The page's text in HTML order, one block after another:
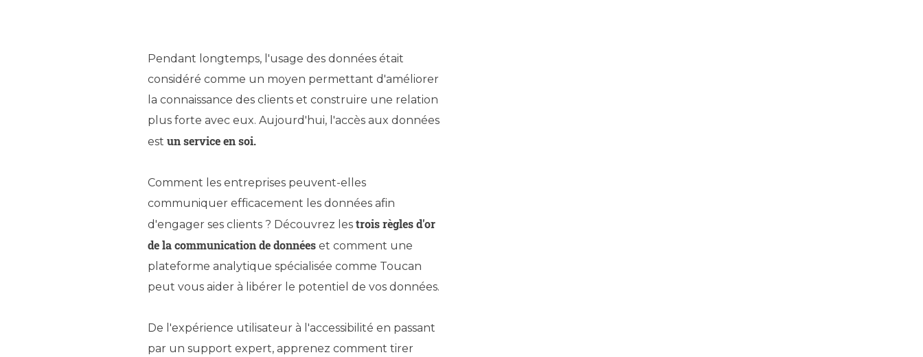
Pendant longtemps, l'usage des données était
considéré comme un moyen permettant d'améliorer
la connaissance des clients et construire une relation
plus forte avec eux. Aujourd'hui, l'accès aux données
est un service en soi.
Comment les entreprises peuvent-elles
communiquer efficacement les données afin
d'engager ses clients ? Découvrez les trois règles d'or
de la communication de données et comment une
plateforme analytique spécialisée comme Toucan
peut vous aider à libérer le potentiel de vos données.
De l'expérience utilisateur à l'accessibilité en passant
par un support expert, apprenez comment tirer